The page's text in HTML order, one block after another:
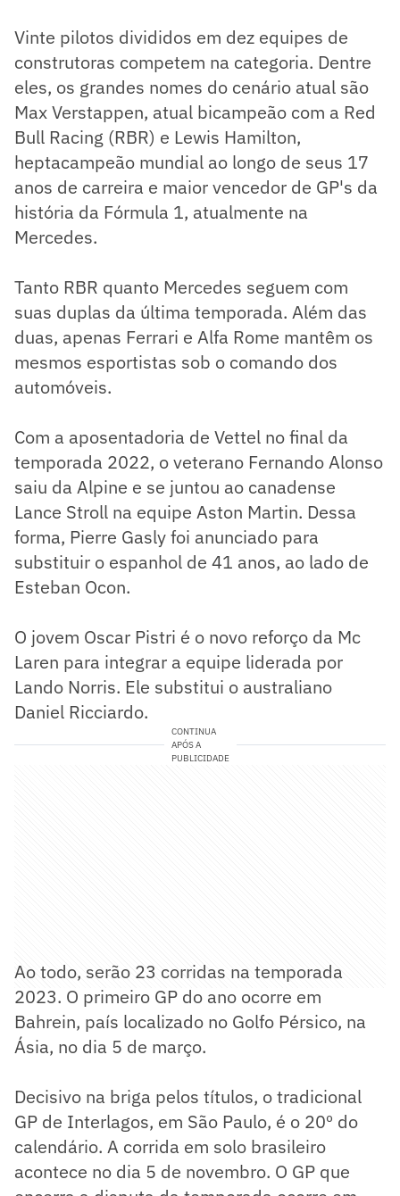
Vinte pilotos divididos em dez equipes de
construtoras competem na categoria. Dentre
eles, os grandes nomes do cenário atual são
Max Verstappen, atual bicampeão com a Red
Bull Racing (RBR) e Lewis Hamilton,
heptacampeão mundial ao longo de seus 17
anos de carreira e maior vencedor de GP's da
história da Fórmula 1, atualmente na
Mercedes.
Tanto RBR quanto Mercedes seguem com
suas duplas da última temporada. Além das
duas, apenas Ferrari e Alfa Rome mantêm os
mesmos esportistas sob o comando dos
automóveis.
Com a aposentadoria de Vettel no final da
temporada 2022, o veterano Fernando Alonso
saiu da Alpine e se juntou ao canadense
Lance Stroll na equipe Aston Martin. Dessa
forma, Pierre Gasly foi anunciado para
substituir o espanhol de 41 anos, ao lado de
Esteban Ocon.
O jovem Oscar Pistri é o novo reforço da Mc
Laren para integrar a equipe liderada por
Lando Norris. Ele substitui o australiano
Daniel Ricciardo.
CONTINUA
APÓS A
PUBLICIDADE
Ao todo, serão 23 corridas na temporada
2023. O primeiro GP do ano ocorre em
Bahrein, país localizado no Golfo Pérsico, na
Ásia, no dia 5 de março.
Decisivo na briga pelos títulos, o tradicional
GP de Interlagos, em São Paulo, é o 20º do
calendário. A corrida em solo brasileiro
acontece no dia 5 de novembro. O GP que